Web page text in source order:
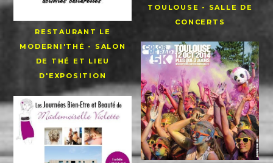
TOULOUSE - SALLE DE
CONCERTS
RESTAURANT LE
MODERNI'THÉ - SALON
DE THÉ ET LIEU
D'EXPOSITION